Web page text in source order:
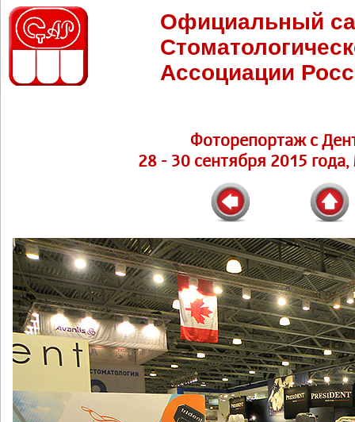
Официальный
Ассоциации
Фоторепортаж с
28 - 30 сентября 2015